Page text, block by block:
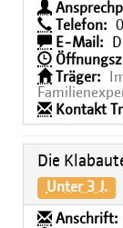
Telefon:
E-Mail:
Träger:
Kontakt
Die
Unter 3 J.
Anschrift: